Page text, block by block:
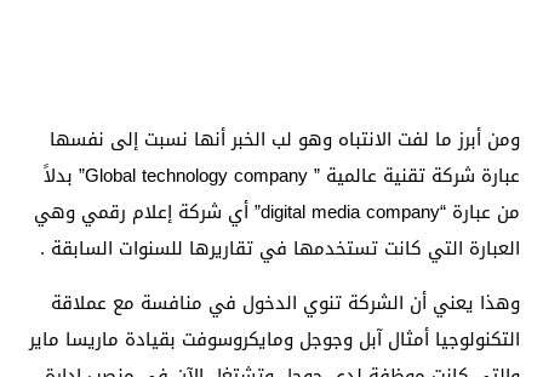
ومن أبرز ما لفت الانتباه وهو لب الخبر أنها نسبت إلى نفسها
عبارة شركة تقنية عالمية ” Global technology company” بدلاً
من عبارة “digital media company” أي شركة إعلام رقمي وهي
العبارة التي كانت تستخدمها في تقاريرها للسنوات السابقة .
وهذا يعني أن الشركة تنوي الدخول في منافسة مع عملاقة
التكنولوجيا أمثال آبل وجوجل ومايكروسوفت بقيادة ماريسا ماير